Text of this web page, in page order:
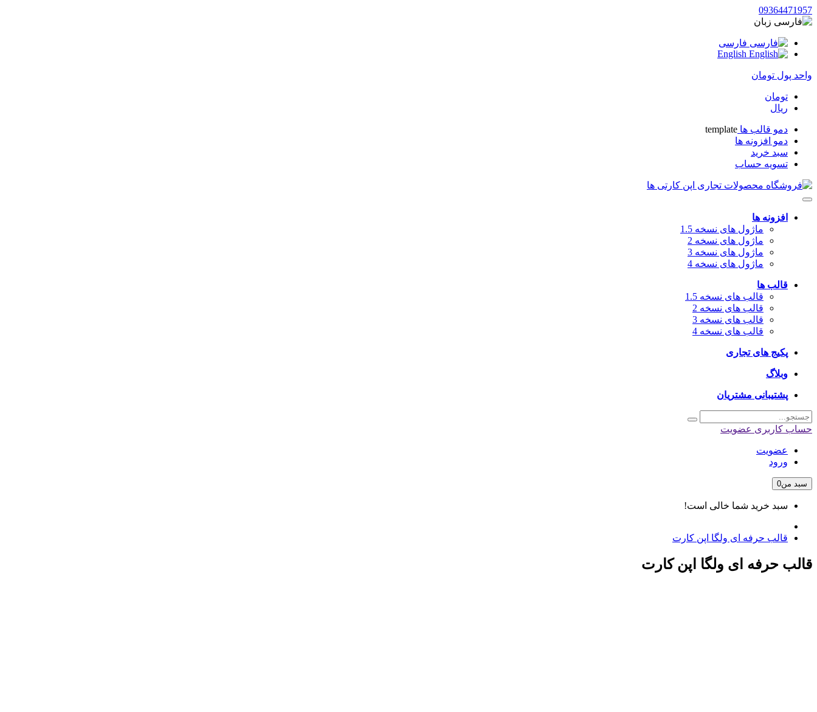
09364471957
زبان
فارسی
واحد پول تومان
تومان
ریال
دمو قالب ها template
دمو افزونه ها
سبد خرید
تسویه حساب
افزونه ها
ماژول های نسخه 1.5
ماژول های نسخه 2
ماژول های نسخه 3
ماژول های نسخه 4
قالب ها
قالب های نسخه 1.5
قالب های نسخه 2
قالب های نسخه 3
قالب های نسخه 4
پکیج های تجاری
وبلاگ
پشتیبانی مشتریان
حساب کاربری عضویت
عضویت
ورود
سبد من0
سبد خرید شما خالی است!
قالب حرفه ای ولگا اپن کارت
قالب حرفه ای ولگا اپن کارت